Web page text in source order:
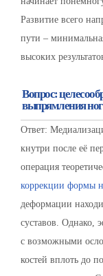
Развитие всего
пути –
высоких
Вопрос:
выпрямления
Ответ:
кнутри после её
операция
коррекции формы
деформации
суставов. Однако,
с возможными
костей вплоть до